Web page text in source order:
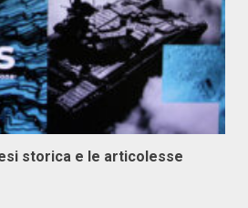
storica e le articolesse